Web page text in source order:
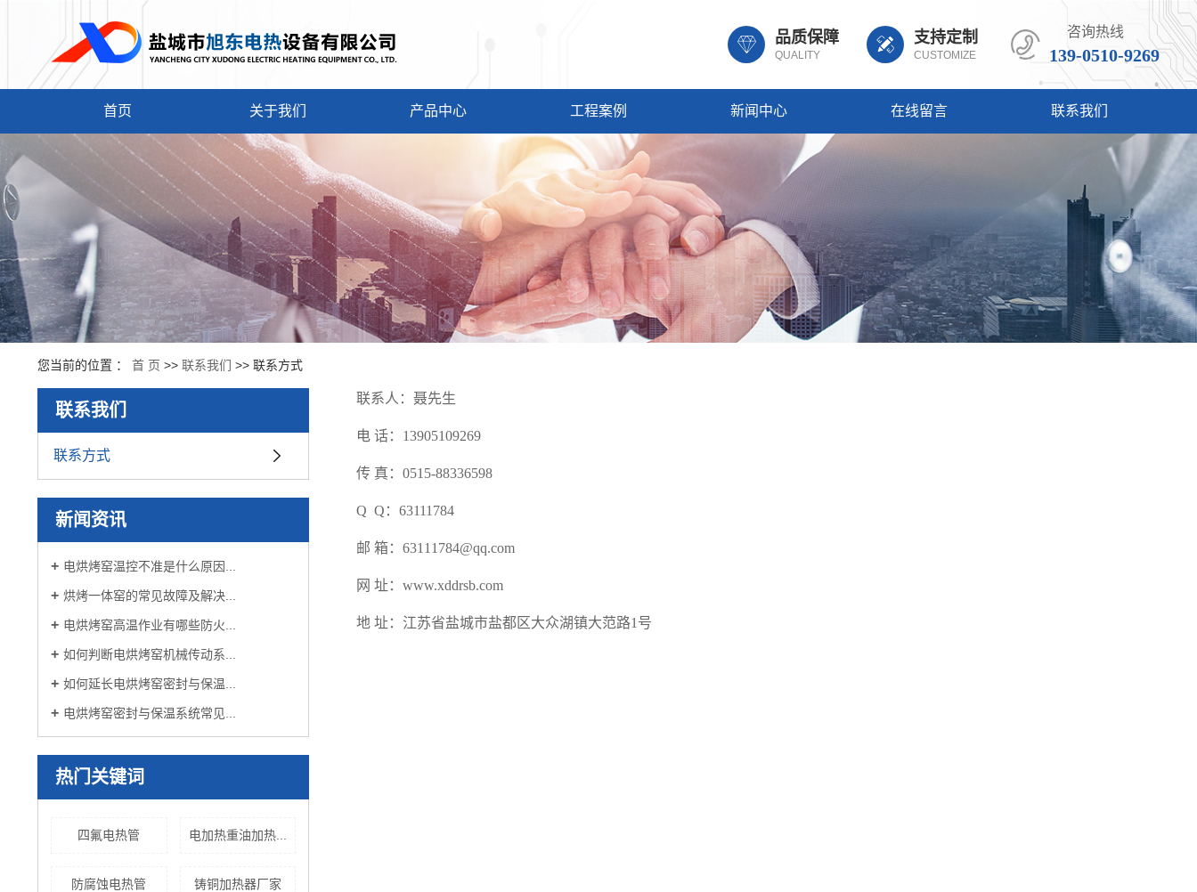
品质保障
QUALITY
支持定制
CUSTOMIZE
咨询热线
139-0510-9269
首页 关于我们 产品中心 工程案例 新闻中心 在线留言 联系我们
您当前的位置 ： 首 页 >> 联系我们 >> 联系方式
联系我们
联系方式
新闻资讯
电烘烤窑温控不准是什么原因...
烘烤一体窑的常见故障及解决...
电烘烤窑高温作业有哪些防火...
如何判断电烘烤窑机械传动系...
如何延长电烘烤窑密封与保温...
电烘烤窑密封与保温系统常见...
热门关键词
四氟电热管 电加热重油加热...
防腐蚀电热管 铸铜加热器厂家
联系人：聂先生
电 话：13905109269
传 真：0515-88336598
Q Q：63111784
邮 箱：63111784@qq.com
网 址：www.xddrsb.com
地 址：江苏省盐城市盐都区大众湖镇大范路1号